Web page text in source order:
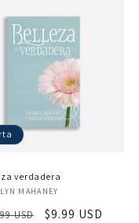
verdadera
MAHANEY
USD
Precio
$9.99 USD